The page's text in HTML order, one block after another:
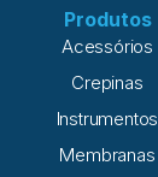
Produtos
Acessórios
Crepinas
Instrumentos
Membranas